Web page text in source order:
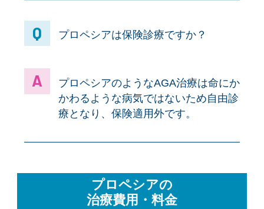
プロペシアは保険診療ですか？
プロペシアのようなAGA治療は命にか
かわるような病気ではないため自由診
療となり、保険適用外です。
プロペシアの
治療費用・料金